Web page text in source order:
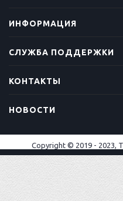
ИНФОРМАЦИЯ
СЛУЖБА ПОДДЕРЖКИ
КОНТАКТЫ
НОВОСТИ
Copyright © 2019 - 2023,